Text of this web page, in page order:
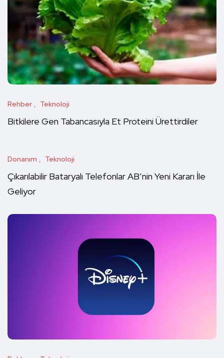
Rehber Teknoloji
Bitkilere Gen Tabancasıyla Et Proteini Ürettirdiler
Donanım Teknoloji
Çıkarılabilir Bataryalı Telefonlar AB’nin Yeni Kararı İle
Geliyor